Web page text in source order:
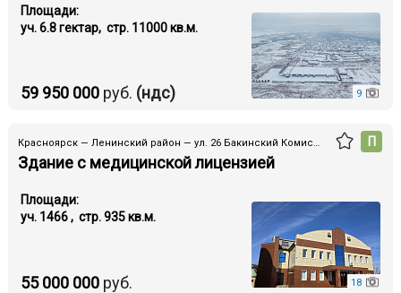
9
59 950 000руб. (ндс)
Площади:
уч. 6.8 гектар, стр. 11000 кв.м.
Красноярск — Ленинский район — ул. 26 Бакинский Комиссаров
Здание с медицинской лицензией
П
18
55 000 000руб.
Площади:
уч. 1466 , стр. 935 кв.м.